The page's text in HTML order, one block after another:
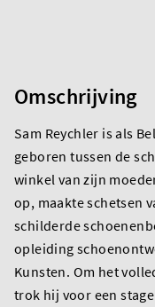
Omschrijving
Sam Reychler is als
geboren tussen de
winkel van zijn
op, maakte schetsen
schilderde
opleiding
Kunsten. Om het
trok hij voor een